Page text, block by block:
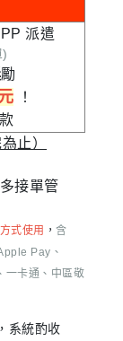
派遣
勵
！
止）
接單管
式使用 ， 含
Pay、
一卡通、中區敬
系統酌收